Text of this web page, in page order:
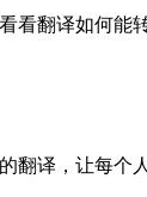
看翻译如何能
翻译，让每个